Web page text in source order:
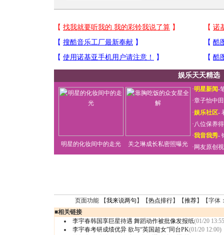
娱乐天天精选
明星的化妆间中的走光 关之琳成长私密照曝光
·明星新闻-
·章子怡中
·娱乐社区-
·八位保养
·我音我秀-
· 网友原创
页面功能 【我来说两句 】【热点排行】【推荐】【字体
■相关链接
李宇春韩国享巨星待遇 舞蹈动作被批像发报纸(01/20
李宇春考研成绩优异 欲与“英国超女”同台PK(01/20 12:00)